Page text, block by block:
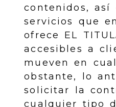
contenidos, así
servicios que
ofrece EL
accesibles a
mueven en
obstante, lo
solicitar la
cualquier tipo